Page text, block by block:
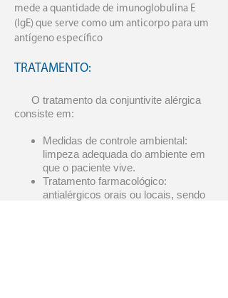
mede a quantidade de imunoglobulina E
(IgE) que serve como um anticorpo para um
antígeno específico
TRATAMENTO:
O tratamento da conjuntivite alérgica
consiste em:
Medidas de controle ambiental:
limpeza adequada do ambiente em
que o paciente vive.
Tratamento farmacológico:
antialérgicos orais ou locais, sendo